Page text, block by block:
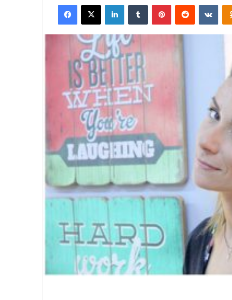
email
Facebook
X LinkedInTumblr PinterestReddit